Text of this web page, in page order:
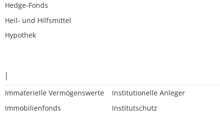
Hedge-Fonds
Heil- und Hilfsmittel
Hypothek
I
Immaterielle Vermögenswerte
Immobilienfonds
Institutionelle Anleger
Institutschutz